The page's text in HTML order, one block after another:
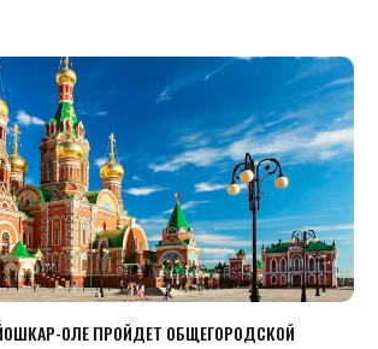
ОЛЕ ПРОЙДЕТ ОБЩЕГОРОДСКОЙ